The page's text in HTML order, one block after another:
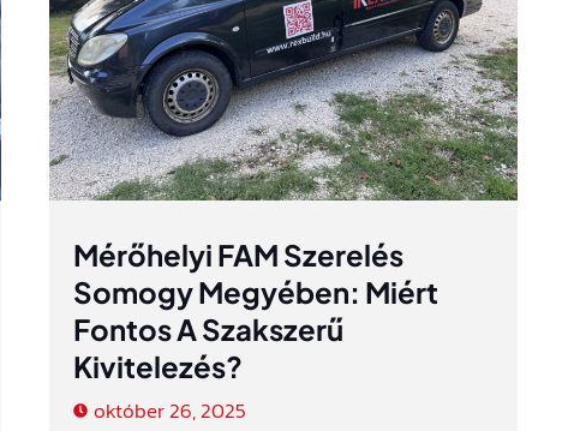
Mérőhelyi FAM Szerelés
Somogy Megyében: Miért
Fontos A Szakszerű
Kivitelezés?
október 26, 2025